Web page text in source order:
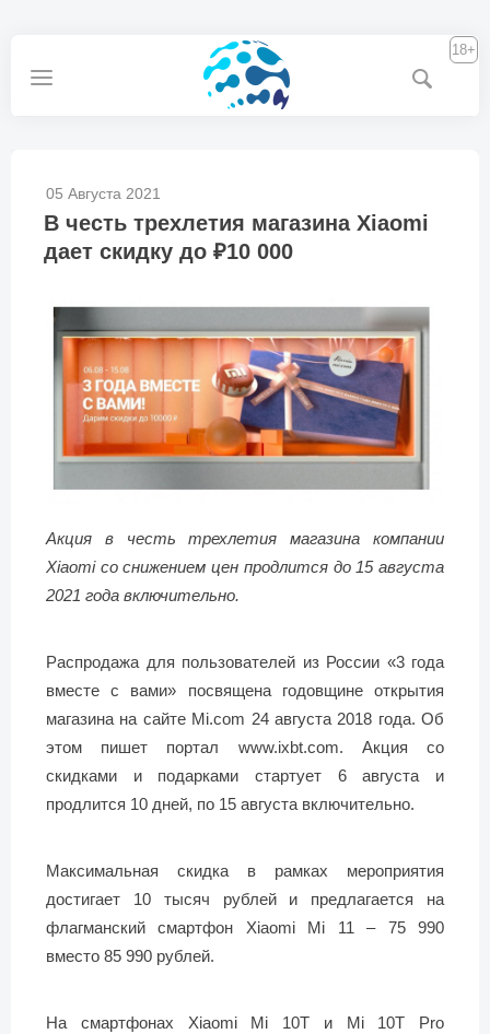
18+
05 Августа 2021
В честь трехлетия магазина Xiaomi
дает скидку до ₽10 000
Акция в честь трехлетия магазина компании
Xiaomi со снижением цен продлится до 15 августа
2021 года включительно.
Распродажа для пользователей из России «3 года
вместе с вами» посвящена годовщине открытия
магазина на сайте Mi.com 24 августа 2018 года. Об
этом пишет портал www.ixbt.com. Акция со
скидками и подарками стартует 6 августа и
продлится 10 дней, по 15 августа включительно.
Максимальная скидка в рамках мероприятия
достигает 10 тысяч рублей и предлагается на
флагманский смартфон Xiaomi Mi 11 – 75 990
вместо 85 990 рублей.
На смартфонах Xiaomi Mi 10T и Mi 10T Pro